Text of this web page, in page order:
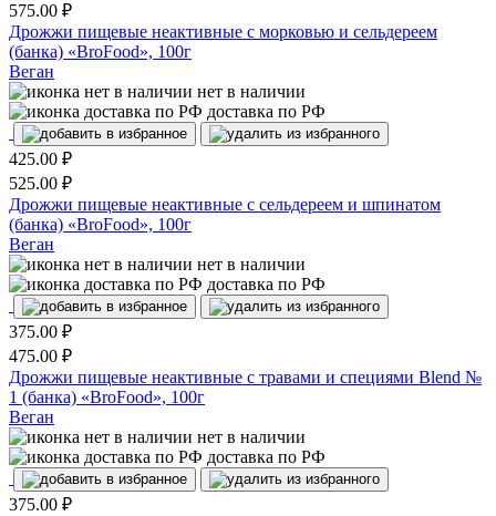
575.00 ₽
Дрожжи пищевые неактивные с морковью и сельдереем
(банка) «BroFood», 100г
Веган
нет в наличии
доставка по РФ
425.00 ₽
525.00 ₽
Дрожжи пищевые неактивные с сельдереем и шпинатом
(банка) «BroFood», 100г
Веган
нет в наличии
доставка по РФ
375.00 ₽
475.00 ₽
Дрожжи пищевые неактивные с травами и специями Blend №
1 (банка) «BroFood», 100г
Веган
нет в наличии
доставка по РФ
375.00 ₽